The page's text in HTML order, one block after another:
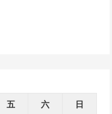
五 六
日